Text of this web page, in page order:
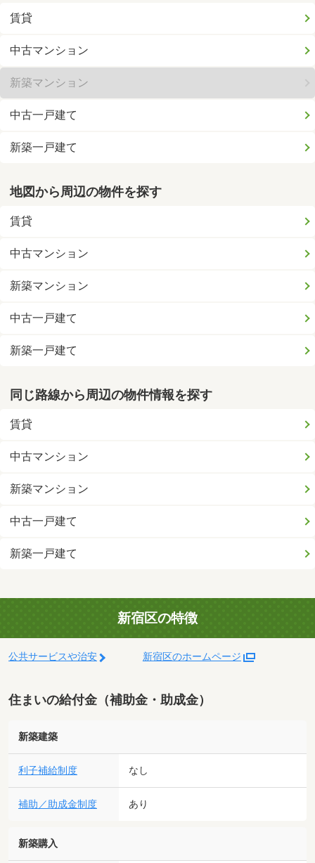
賃貸
中古マンション
新築マンション
中古一戸建て
新築一戸建て
地図から周辺の物件を探す
賃貸
中古マンション
新築マンション
中古一戸建て
新築一戸建て
同じ路線から周辺の物件情報を探す
賃貸
中古マンション
新築マンション
中古一戸建て
新築一戸建て
新宿区の特徴
公共サービスや治安 新宿区のホームページ
住まいの給付金（補助金・助成金）
新築建築
利子補給制度 なし
補助／助成金制度 あり
新築購入